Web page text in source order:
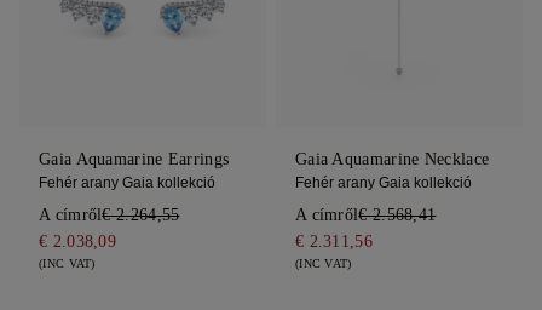
Gaia Aquamarine Earrings
Fehér arany Gaia kollekció
A címről€ 2.264,55
€ 2.038,09
(INC VAT)
Gaia Aquamarine Necklace
Fehér arany Gaia kollekció
A címről€ 2.568,41
€ 2.311,56
(INC VAT)